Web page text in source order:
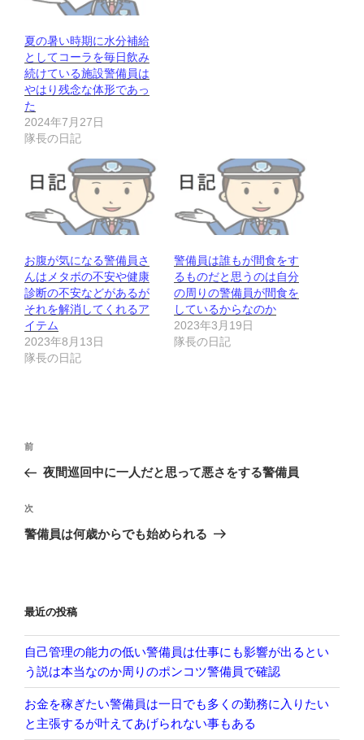
夏の暑い時期に水分補給
としてコーラを毎日飲み
続けている施設警備員は
やはり残念な体形であっ
た
2024年7月27日
隊長の日記
お腹が気になる警備員さ
んはメタボの不安や健康
診断の不安などがあるが
それを解消してくれるア
イテム
2023年8月13日
隊長の日記
警備員は誰もが間食をす
るものだと思うのは自分
の周りの警備員が間食を
しているからなのか
2023年3月19日
隊長の日記
投
ナ
ビ
ゲ
ン
前
の
稿
前
夜間巡回中に一人だと思って悪さをする警備員
次
の
次
警備員は何歳からでも始められる
最近の投稿
自己管理の能力の低い警備員は仕事にも影響が出るとい
う説は本当なのか周りのポンコツ警備員で確認
お金を稼ぎたい警備員は一日でも多くの勤務に入りたい
と主張するが叶えてあげられない事もある